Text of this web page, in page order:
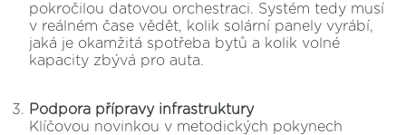
pokročilou datovou orchestraci. Systém tedy musí
v reálném čase vědět, kolik solární panely vyrábí,
jaká je okamžitá spotřeba bytů a kolik volné
kapacity zbývá pro auta.
Podpora přípravy infrastruktury
Klíčovou novinkou v metodických pokynech